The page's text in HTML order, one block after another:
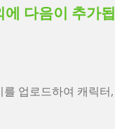
다음이 추가됩
업로드하여 캐릭터,
저장
.